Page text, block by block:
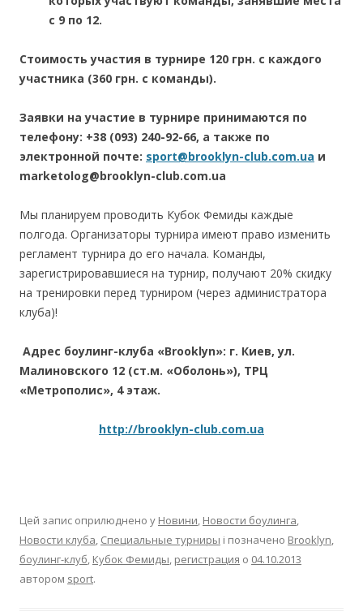
с 9 по 12.
Стоимость участия в турнире 120 грн. с каждого
участника (360 грн. с команды).
Заявки на участие в турнире принимаются по
телефону: +38 (093) 240-92-66, а также по
электронной почте: sport@brooklyn-club.com.ua и
marketolog@brooklyn-club.com.ua
Мы планируем проводить Кубок Фемиды каждые
полгода. Организаторы турнира имеют право изменить
регламент турнира до его начала. Команды,
зарегистрировавшиеся на турнир, получают 20% скидку
на тренировки перед турниром (через администратора
клуба)!
Адрес боулинг-клуба «Brooklyn»: г. Киев, ул.
Малиновского 12 (ст.м. «Оболонь»), ТРЦ
«Метрополис», 4 этаж.
http://brooklyn-club.com.ua
Цей запис оприлюднено у Новини, Новости боулинга,
Новости клуба, Специальные турниры і позначено Brooklyn,
боулинг-клуб, Кубок Фемиды, регистрация о 04.10.2013
автором sport.